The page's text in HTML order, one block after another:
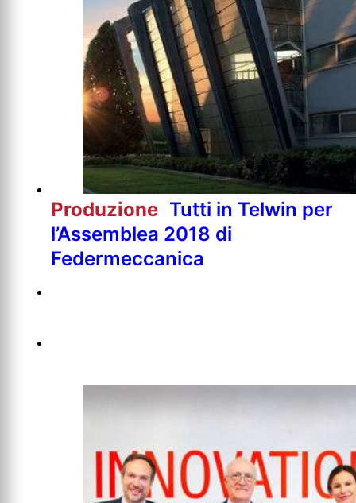
Produzione Tutti in Telwin per
l’Assemblea 2018 di
Federmeccanica